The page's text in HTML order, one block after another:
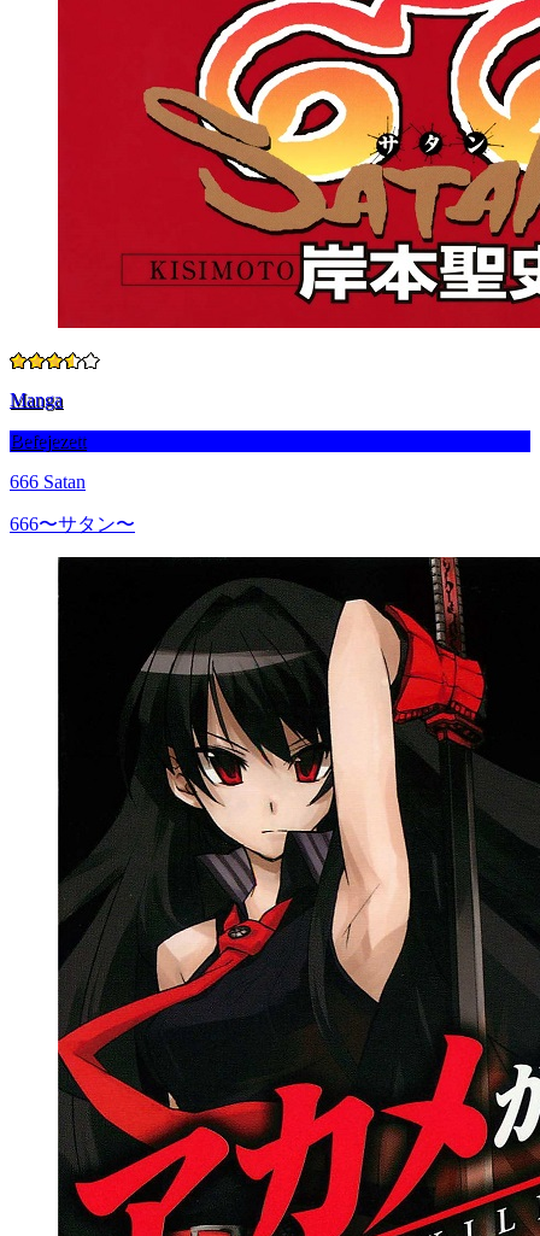
Manga
Befejezett
666 Satan
666〜サタン〜